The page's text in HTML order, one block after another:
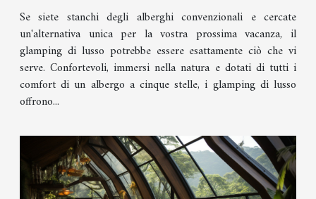
Se siete stanchi degli alberghi convenzionali e cercate
un'alternativa unica per la vostra prossima vacanza, il
glamping di lusso potrebbe essere esattamente ciò che vi
serve. Confortevoli, immersi nella natura e dotati di tutti i
comfort di un albergo a cinque stelle, i glamping di lusso
offrono...